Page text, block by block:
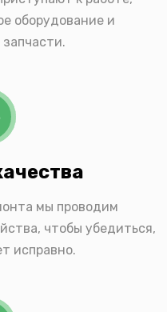
оборудование и
мы проводим
чтобы убедиться,
исправно.